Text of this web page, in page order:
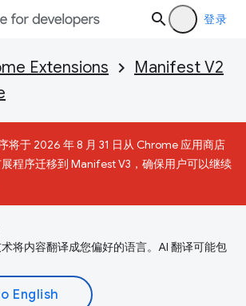
登录
Extensions
Manifest V2
将于 2026 年 8 月 31 日从 Chrome 应用商店
程序迁移到 Manifest V3，确保用户可以继续
将内容翻译成您偏好的语言。AI 翻译可能包